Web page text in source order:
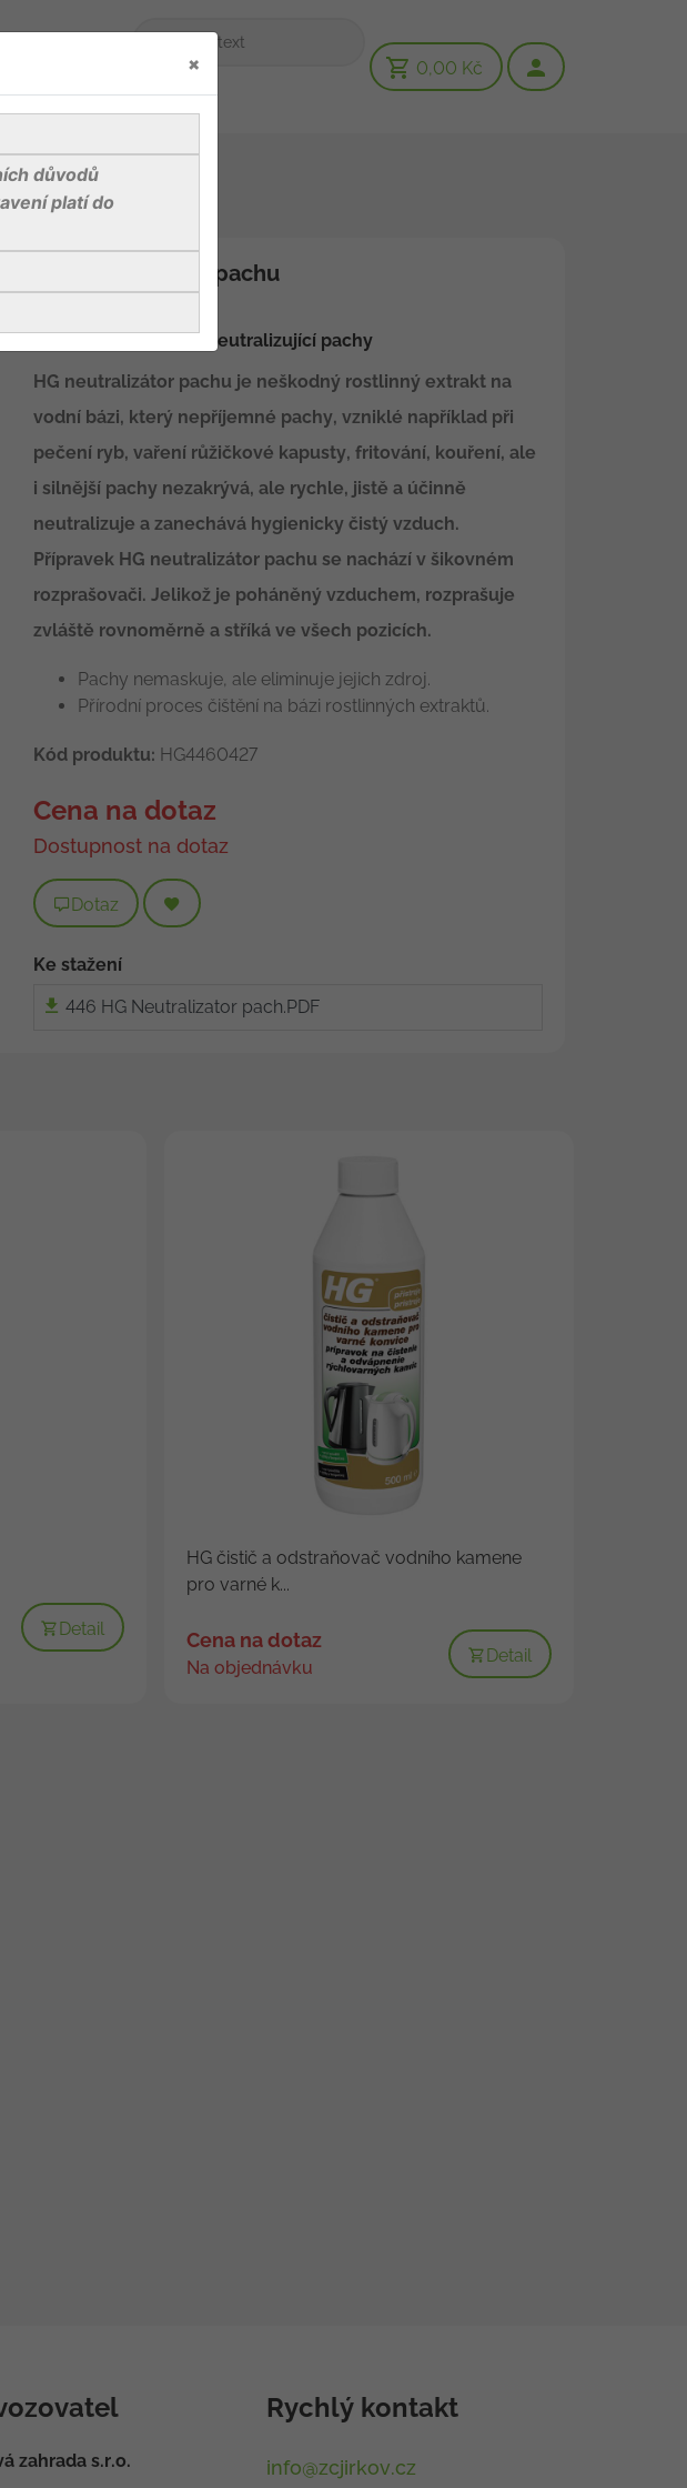
0,00 Kč
HG neutralizátor pachu
osvěžovač vzduchu neutralizující pachy
HG neutralizátor pachu je neškodný rostlinný extrakt na
vodní bázi, který nepříjemné pachy, vzniklé například při
pečení ryb, vaření růžičkové kapusty, fritování, kouření, ale
i silnější pachy nezakrývá, ale rychle, jistě a účinně
neutralizuje a zanechává hygienicky čistý vzduch.
Přípravek HG neutralizátor pachu se nachází v šikovném
rozprašovači. Jelikož je poháněný vzduchem, rozprašuje
zvláště rovnoměrně a stříká ve všech pozicích.
Pachy nemaskuje, ale eliminuje jejich zdroj.
Přírodní proces čištění na bázi rostlinných extraktů.
Kód produktu: HG4460427
Cena na dotaz
Dostupnost na dotaz
Dotaz
Ke stažení
446 HG Neutralizator pach.PDF
Detail
HG čistič a odstraňovač vodního kamene
pro varné k...
Cena na dotaz
Na objednávku
Detail
zahrada s.r.o.
Rychlý kontakt
info@zcjirkov.cz
×
důvodů
platí do